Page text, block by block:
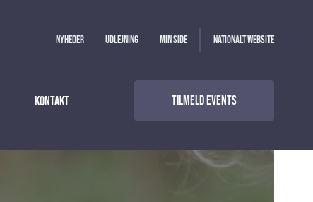
Nyheder Udlejning Min side Nationalt website
Kontakt Tilmeld events